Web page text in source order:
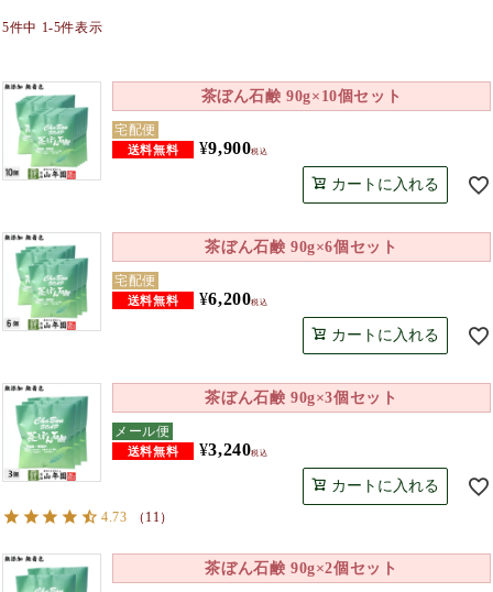
5件中 1-5件表示
茶ぼん石鹸 90g×10個セット
宅配便
¥9,900税込
カートに入れる
茶ぼん石鹸 90g×6個セット
宅配便
¥6,200税込
カートに入れる
茶ぼん石鹸 90g×3個セット
メール便
¥3,240税込
カートに入れる
4.73 （ 11 ）
茶ぼん石鹸 90g×2個セット